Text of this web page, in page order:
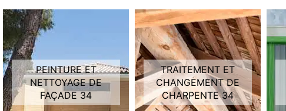
PEINTURE ET
NETTOYAGE DE
FAÇADE 34
TRAITEMENT ET
CHANGEMENT DE
CHARPENTE 34